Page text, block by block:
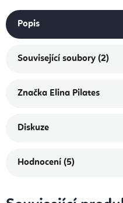
Popis
Související soubory (2)
Značka Elina Pilates
Diskuze
Hodnocení (5)